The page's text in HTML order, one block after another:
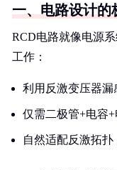
一、电路设计的
RCD电路就像电源
工作：
利用反激变压器
仅需二极管+电容
自然适配反激拓